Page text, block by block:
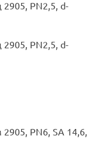
PN2,5, d-
PN2,5, d-
PN6, SA 14,6,